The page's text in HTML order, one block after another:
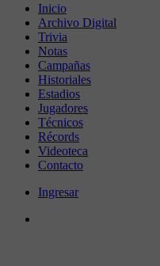
Inicio
Archivo Digital
Trivia
Notas
Campañas
Historiales
Estadios
Jugadores
Técnicos
Récords
Videoteca
Contacto
Ingresar